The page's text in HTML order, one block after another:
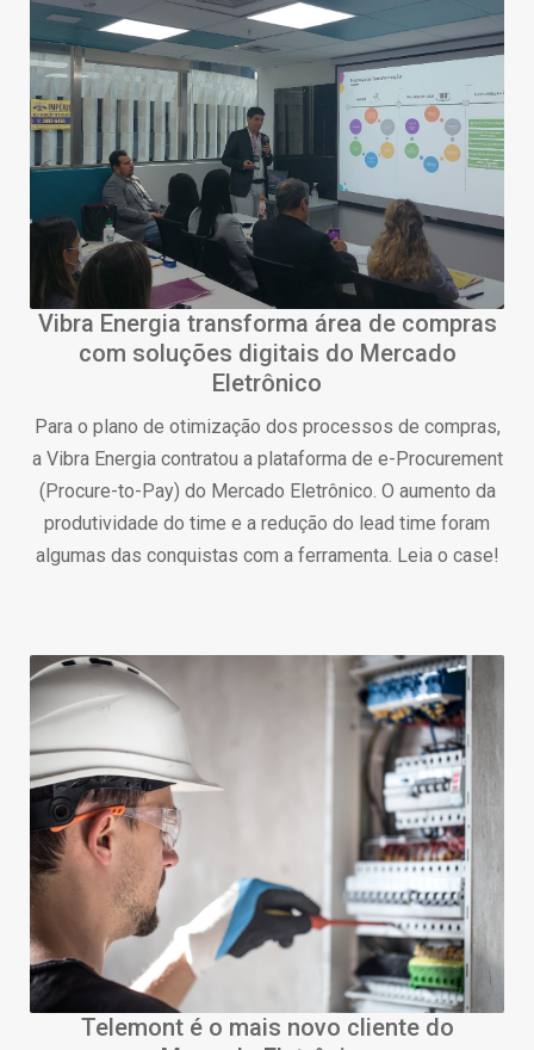
Vibra Energia transforma área de compras
com soluções digitais do Mercado
Eletrônico
Para o plano de otimização dos processos de compras,
a Vibra Energia contratou a plataforma de e-Procurement
(Procure-to-Pay) do Mercado Eletrônico. O aumento da
produtividade do time e a redução do lead time foram
algumas das conquistas com a ferramenta. Leia o case!
Telemont é o mais novo cliente do